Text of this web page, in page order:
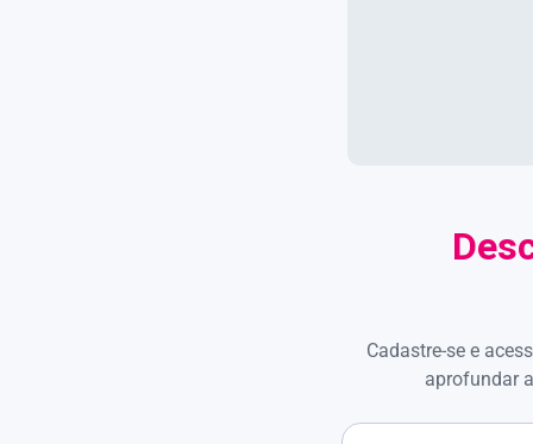
Cadastre-se e
aprofundar